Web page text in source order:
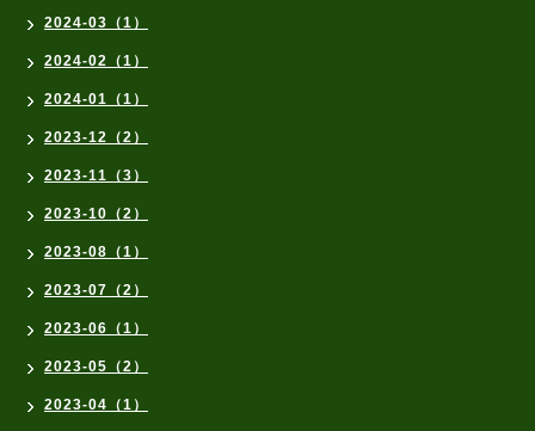
2024-03（1）
2024-02（1）
2024-01（1）
2023-12（2）
2023-11（3）
2023-10（2）
2023-08（1）
2023-07（2）
2023-06（1）
2023-05（2）
2023-04（1）